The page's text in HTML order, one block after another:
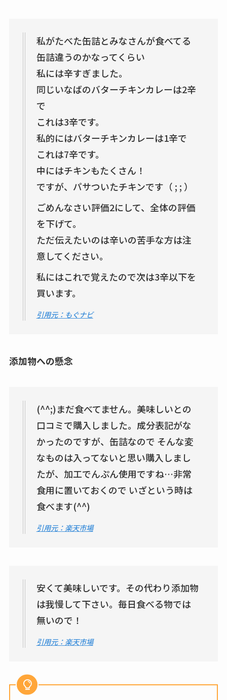
私がたべた缶詰とみなさんが食べてる
缶詰違うのかなってくらい
私には辛すぎました。
同じいなばのバターチキンカレーは2辛
で
これは3辛です。
私的にはバターチキンカレーは1辛で
これは7辛です。
中にはチキンもたくさん！
ですが、パサついたチキンです（ ; ; ）
ごめんなさい評価2にして、全体の評価
を下げて。
ただ伝えたいのは辛いの苦手な方は注
意してください。
私にはこれで覚えたので次は3辛以下を
買います。
引用元：もぐナビ
添加物への懸念
(^^;)まだ食べてません。美味しいとの
口コミで購入しました。成分表記がな
かったのですが、缶詰なので そんな変
なものは入ってないと思い購入しまし
たが、加工でんぷん使用ですね…非常
食用に置いておくので いざという時は
食べます(^^)
引用元：楽天市場
安くて美味しいです。その代わり添加物
は我慢して下さい。毎日食べる物では
無いので！
引用元：楽天市場